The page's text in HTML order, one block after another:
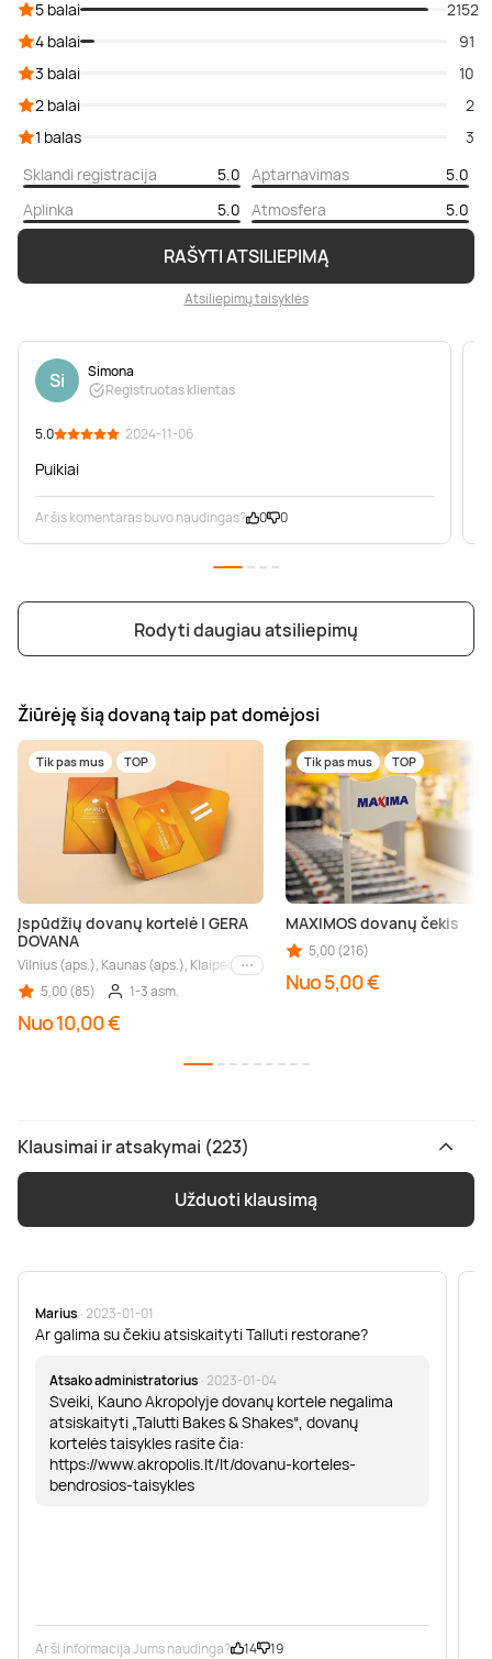
RAŠYTI ATSILIEPIMĄ
Atsiliepimų taisyklės
5 balai
2152
4 balai
91
3 balai
10
2 balai
2
1 balas
3
Sklandi registracija
5.0 Aptarnavimas
5.0
Aplinka
5.0 Atmosfera 5.0
Si
Simona
Registruotas klientas
5.0 · 2024-11-06
Puikiai
Ar šis komentaras buvo naudingas? 0 0
Rodyti daugiau atsiliepimų
Žiūrėję šią dovaną taip pat domėjosi
Tik pas mus TOP
Įspūdžių dovanų kortelė | GERA
DOVANA
Vilnius (aps.), Kaunas (aps.), Klaipėda (aps.), Palanga (aps.), Nida (aps.),
Kiti miestai
5,00 (85)
1-3 asm.
Nuo 10,00 €
Tik pas mus TOP
MAXIMOS dovanų čekis
5,00 (216)
Nuo 5,00 €
Klausimai ir atsakymai (223)
Užduoti klausimą
Marius · 2023-01-01
Ar galima su čekiu atsiskaityti Talluti restorane?
Atsako administratorius · 2023-01-04
Sveiki, Kauno Akropolyje dovanų kortele negalima
atsiskaityti „Talutti Bakes & Shakes“, dovanų
kortelės taisykles rasite čia:
https://www.akropolis.lt/lt/dovanu-korteles-
bendrosios-taisykles
Ar ši informacija Jums naudinga? 14 19